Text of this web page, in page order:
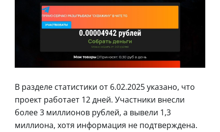
В разделе статистики от 6.02.2025 указано, что
проект работает 12 дней. Участники внесли
более 3 миллионов рублей, а вывели 1,3
миллиона, хотя информация не подтверждена.